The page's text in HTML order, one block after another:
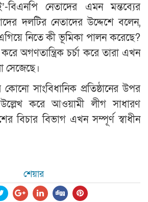
বিএনপি নেতাদের এমন মন্তব্যের
দলটির নেতাদের উদ্দেশে বলেন,
নিতে কী ভূমিকা পালন করেছে?
অগণতান্ত্রিক চর্চা করে তারা এখন
সেজেছে।
সাংবিধানিক প্রতিষ্ঠানের উপর
করে আওয়ামী লীগ সাধারণ
বিচার বিভাগ এখন সম্পূর্ণ স্বাধীন
শেয়ার